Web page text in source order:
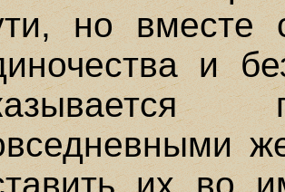
но вместе
и
их во